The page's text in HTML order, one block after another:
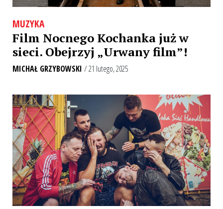
MUZYKA
Film Nocnego Kochanka już w
sieci. Obejrzyj „Urwany film”!
MICHAŁ GRZYBOWSKI / 21 lutego, 2025